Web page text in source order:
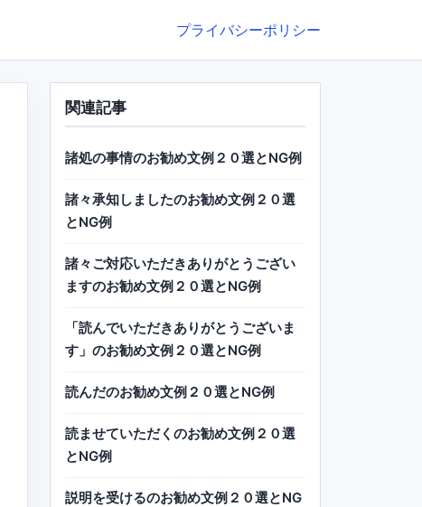
プライバシーポリシー
関連記事
諸処の事情のお勧め文例２０選とNG例
諸々承知しましたのお勧め文例２０選
とNG例
諸々ご対応いただきありがとうござい
ますのお勧め文例２０選とNG例
「読んでいただきありがとうございま
す」のお勧め文例２０選とNG例
読んだのお勧め文例２０選とNG例
読ませていただくのお勧め文例２０選
とNG例
説明を受けるのお勧め文例２０選とNG